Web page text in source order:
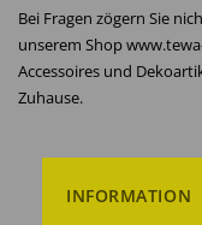
Bei Fragen zögern Sie
unserem Shop
Accessoires und
Zuhause.
INFORMATION